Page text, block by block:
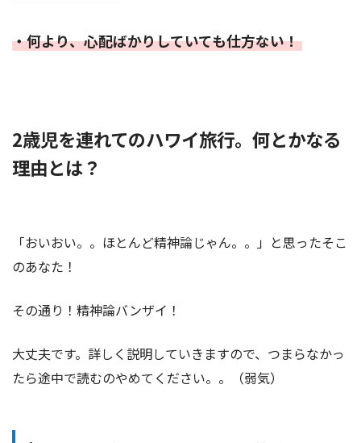
・何より、心配ばかりしていても仕方ない！
2歳児を連れてのハワイ旅行。何とかなる
理由とは？
「おいおい。。ほとんど精神論じゃん。。」と思ったそこ
のあなた！
その通り！精神論バンザイ！
大丈夫です。詳しく説明していきますので、つまらなかっ
たら途中で読むのやめてください。。（弱気）